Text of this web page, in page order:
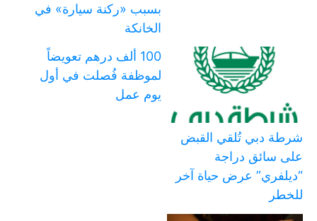
بسبب «ركنة سيارة» في
الخانكة
شرطة دبي تُلقي القبض
على سائق دراجة
“ديلفري” عرض حياة آخر
للخطر
100 ألف درهم تعويضاً
لموظفة فُصلت في أول
يوم عمل